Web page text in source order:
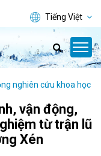
Tiếng Việt
nghiên cứu khoa học
vận động,
từ trận lũ
Xén